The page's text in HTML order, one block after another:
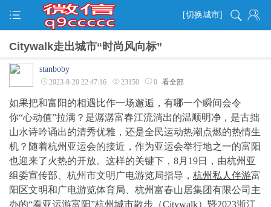
[切换城市]
Citywalk走出城市“时尚风向标”
stanboby
2023-8-20 22:47:16 23150 0 看全部
如果把和富阳的相遇比作一场邂逅，有哪一个瞬间会令
你“心动值”拉满？是潺潺富春江流淌出的温顺明净，是古拙
山水诗吟诵出的清秀优雅，还是全民运动热潮点燃的热情生
机？随着杭州亚运会的接近，作为亚运会举行地之一的富阳
也迎来了火热的开放。这样的关键下，8月19日，由杭州亚
组委宣传部、杭州市文明广电游览局指导， 杭州私人伴游富
阳区文明和广电游览体育局、杭州富春山居集团有限公司主
办的“看亚运游富阳”杭州城市散步（Citywalk）暨2023浙江